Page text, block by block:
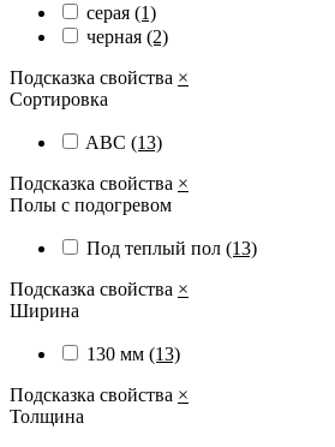
серая (1)
черная (2)
Подсказка свойства ×
Сортировка
ABС (13)
Подсказка свойства ×
Полы с подогревом
Под теплый пол (13)
Подсказка свойства ×
Ширина
130 мм (13)
Подсказка свойства ×
Толщина